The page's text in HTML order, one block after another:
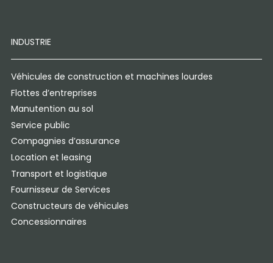
INDUSTRIE
Véhicules de construction et machines lourdes
Flottes d’entreprises
Manutention au sol
Service public
Compagnies d’assurance
Location et leasing
Transport et logistique
Fournisseur de Services
Constructeurs de véhicules
Concessionnaires